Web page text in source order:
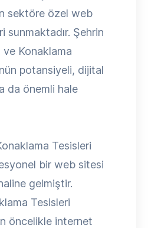
sektöre özel web
sunmaktadır. Şehrin
Konaklama
potansiyeli, dijital
da önemli hale
Tesisleri
bir web sitesi
gelmiştir.
Tesisleri
öncelikle internet